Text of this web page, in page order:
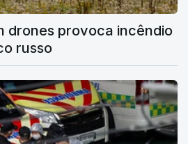
drones provoca incêndio
russo